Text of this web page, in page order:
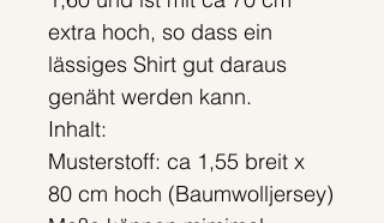
extra hoch, so dass ein
lässiges Shirt gut daraus
genäht werden kann.
Inhalt:
Musterstoff: ca 1,55 breit x
80 cm hoch (Baumwolljersey)